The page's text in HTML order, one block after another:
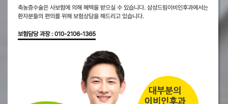
축농증수술은 사보험에 의해 혜택을 받으실 수 있습니다. 삼성드림이비인후과에서는
환자분들의 편의를 위해 보험상담을 해드리고 있습니다.
보험담당 과장 : 010-2106-1365